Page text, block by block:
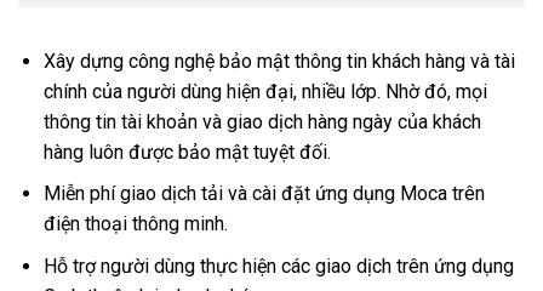
Xây dựng công nghệ bảo mật thông tin khách hàng và tài
chính của người dùng hiện đại, nhiều lớp. Nhờ đó, mọi
thông tin tài khoản và giao dịch hàng ngày của khách
hàng luôn được bảo mật tuyệt đối.
Miễn phí giao dịch tải và cài đặt ứng dụng Moca trên
điện thoại thông minh.
Hỗ trợ người dùng thực hiện các giao dịch trên ứng dụng